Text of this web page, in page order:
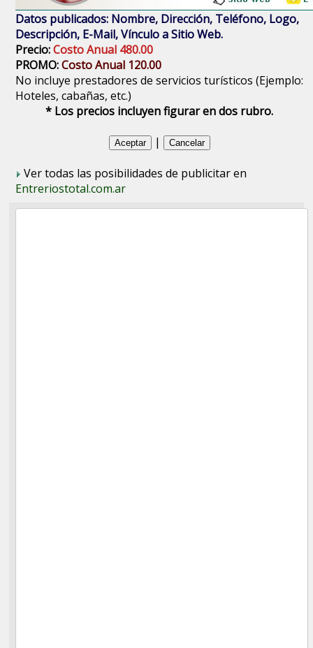
Datos publicados: Nombre, Dirección, Teléfono, Logo,
Descripción, E-Mail, Vínculo a Sitio Web.
Precio:Costo Anual 480.00
PROMO:Costo Anual 120.00
No incluye prestadores de servicios turísticos (Ejemplo:
Hoteles, cabañas, etc.)
* Los precios incluyen figurar en dos rubro.
|
Ver todas las posibilidades de publicitar en
Entreriostotal.com.ar